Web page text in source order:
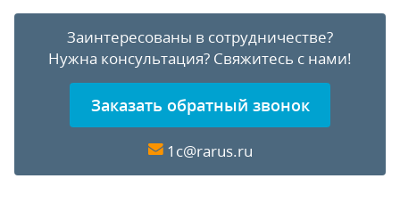
Заинтересованы в сотрудничестве?
Нужна консультация? Свяжитесь с нами!
Заказать обратный звонок
1c@rarus.ru